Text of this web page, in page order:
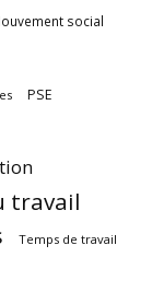
social
PSE
travail
Temps de travail